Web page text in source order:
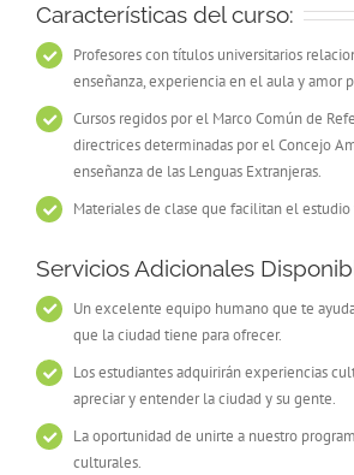
Características del curso:
Profesores con títulos universitarios
enseñanza, experiencia en el aula y amor
Cursos regidos por el Marco Común de
directrices determinadas por el Concejo
enseñanza de las Lenguas Extranjeras.
Materiales de clase que facilitan el
Servicios Adicionales
Un excelente equipo humano que te
que la ciudad tiene para ofrecer.
Los estudiantes adquirirán experiencias
apreciar y entender la ciudad y su gente.
La oportunidad de unirte a nuestro
culturales.